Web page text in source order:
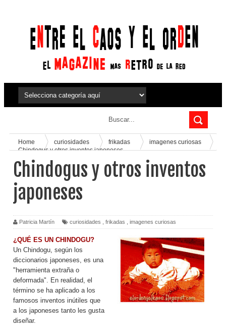
Home curiosidades frikadas
imagenes curiosas
Chindogus y otros inventos japoneses
Chindogus y otros inventos
japoneses
Patricia Martín curiosidades frikadas imagenes curiosas
¿QUÉ ES UN CHINDOGU?
Un Chindogu, según los
diccionarios japoneses, es una
"herramienta extraña o
deformada". En realidad, el
término se ha aplicado a los
famosos inventos inútiles que
a los japoneses tanto les gusta
diseñar.